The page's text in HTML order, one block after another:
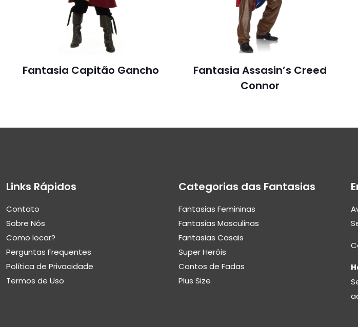
Fantasia Capitão Gancho
Fantasia Assasin’s Creed
Connor
Links Rápidos
Contato
Sobre Nós
Como locar?
Perguntas Frequentes
Política de Privacidade
Termos de Uso
Categorias das Fantasias
Fantasias Femininas
Fantasias Masculinas
Fantasias Casais
Super Heróis
Contos de Fadas
Plus Size